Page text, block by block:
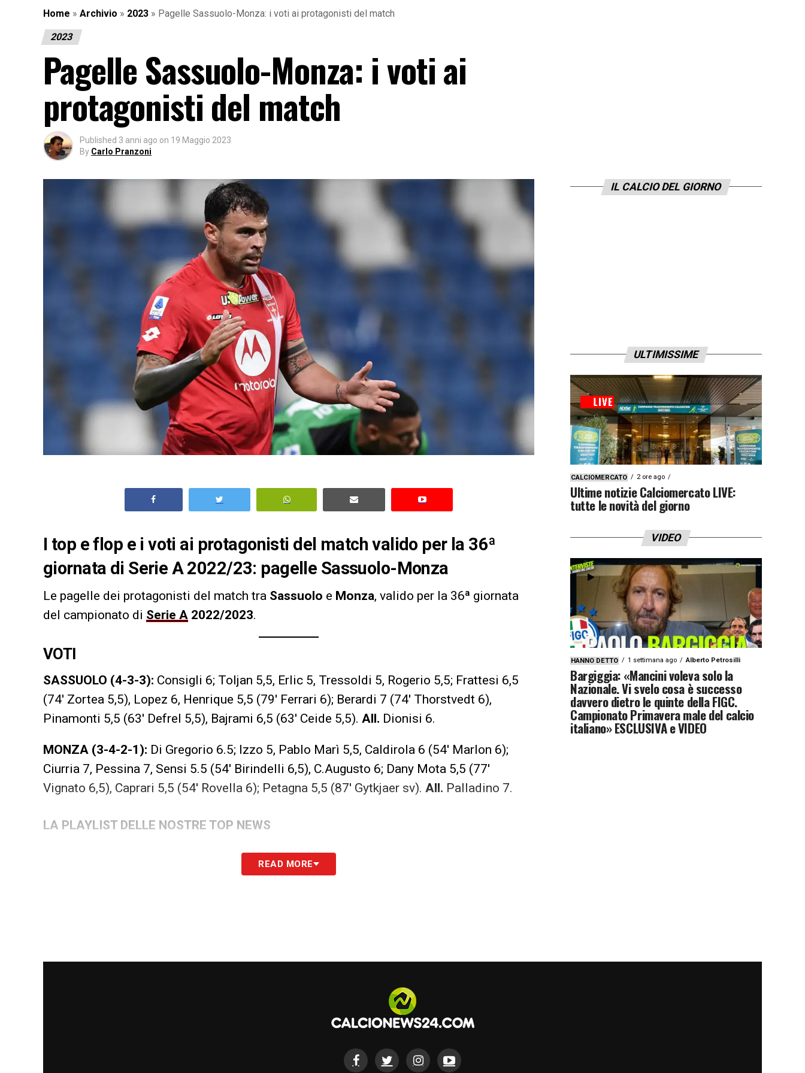
Home » Archivio » 2023 » Pagelle Sassuolo-Monza: i voti ai protagonisti del match
2023
Pagelle Sassuolo-Monza: i voti ai
protagonisti del match
Published 3 anni ago on 19 Maggio 2023
By Carlo Pranzoni
I top e flop e i voti ai protagonisti del match valido per la 36ª
giornata di Serie A 2022/23: pagelle Sassuolo-Monza
Le pagelle dei protagonisti del match tra Sassuolo e Monza, valido per la 36ª giornata
del campionato di Serie A 2022/2023.
VOTI
SASSUOLO (4-3-3): Consigli 6; Toljan 5,5, Erlic 5, Tressoldi 5, Rogerio 5,5; Frattesi 6,5
(74′ Zortea 5,5), Lopez 6, Henrique 5,5 (79′ Ferrari 6); Berardi 7 (74′ Thorstvedt 6),
Pinamonti 5,5 (63′ Defrel 5,5), Bajrami 6,5 (63′ Ceide 5,5). All. Dionisi 6.
MONZA (3-4-2-1): Di Gregorio 6.5; Izzo 5, Pablo Marì 5,5, Caldirola 6 (54′ Marlon 6);
Ciurria 7, Pessina 7, Sensi 5.5 (54′ Birindelli 6,5), C.Augusto 6; Dany Mota 5,5 (77′
Vignato 6,5), Caprari 5,5 (54′ Rovella 6); Petagna 5,5 (87′ Gytkjaer sv). All. Palladino 7.
LA PLAYLIST DELLE NOSTRE TOP NEWS
READ MORE
IL CALCIO DEL GIORNO
ULTIMISSIME
CALCIOMERCATO 2 ore ago
Ultime notizie Calciomercato LIVE:
tutte le novità del giorno
VIDEO
HANNO DETTO 1 settimana ago Alberto Petrosilli
Bargiggia: «Mancini voleva solo la
Nazionale. Vi svelo cosa è successo
davvero dietro le quinte della FIGC.
Campionato Primavera male del calcio
italiano» ESCLUSIVA e VIDEO